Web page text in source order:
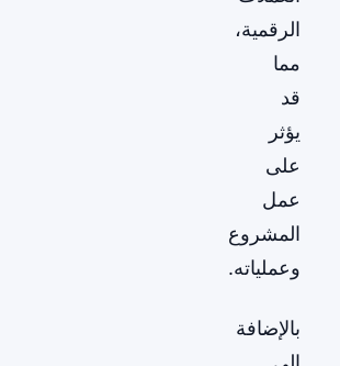
الرقمية،
مما
قد
يؤثر
على
عمل
المشروع
وعملياته.
بالإضافة